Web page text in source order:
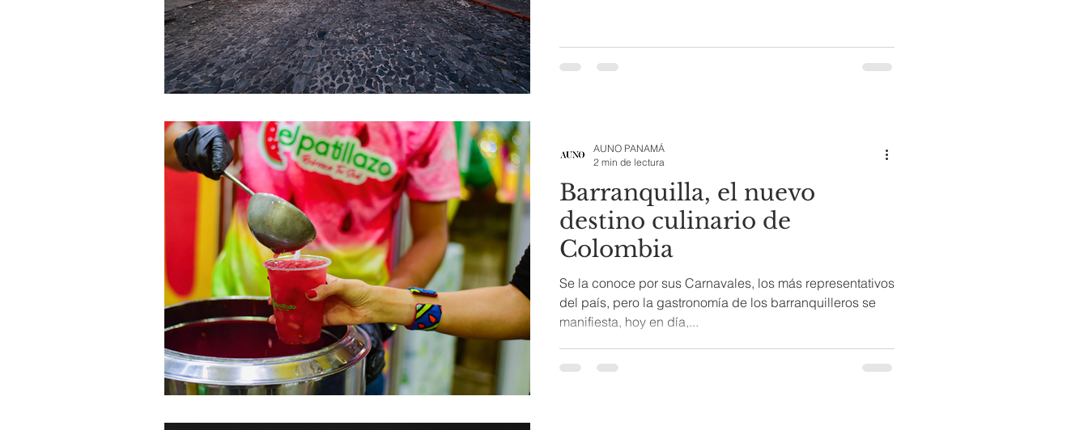
Barranquilla, el nuevo
destino culinario de
Colombia
Se la conoce por sus Carnavales, los más representativos
del país, pero la gastronomía de los barranquilleros se
manifiesta, hoy en día,...
AUNO PANAMÁ
2 min de lectura